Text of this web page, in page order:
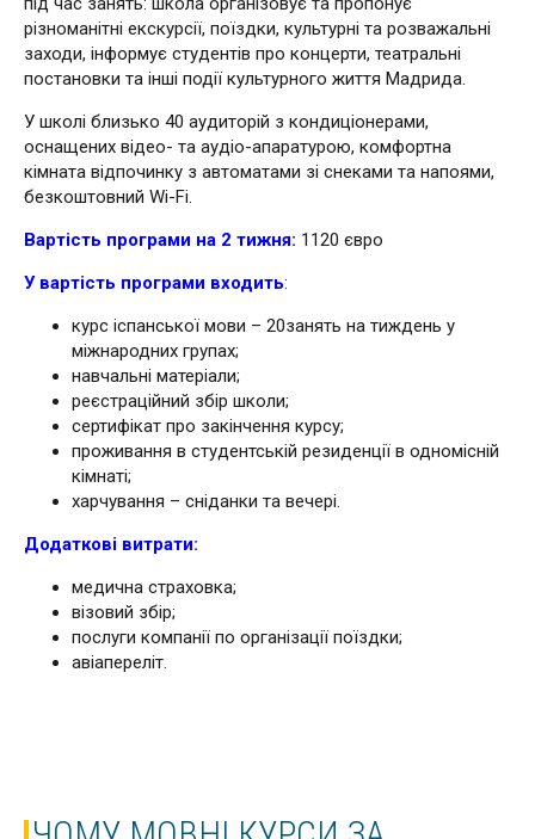
різноманітні екскурсії, поїздки, культурні та розважальні
заходи, інформує студентів про концерти, театральні
постановки та інші події культурного життя Мадрида.
У школі близько 40 аудиторій з кондиціонерами,
оснащених відео- та аудіо-апаратурою, комфортна
кімната відпочинку з автоматами зі снеками та напоями,
безкоштовний Wi-Fi.
Вартість програми на 2 тижня: 1120 євро
У вартість програми входить:
курс іспанської мови – 20занять на тиждень у
міжнародних групах;
навчальні матеріали;
реєстраційний збір школи;
сертифікат про закінчення курсу;
проживання в студентській резиденції в одномісній
кімнаті;
харчування – сніданки та вечері.
Додаткові витрати:
медична страховка;
візовий збір;
послуги компанії по організації поїздки;
авіапереліт.